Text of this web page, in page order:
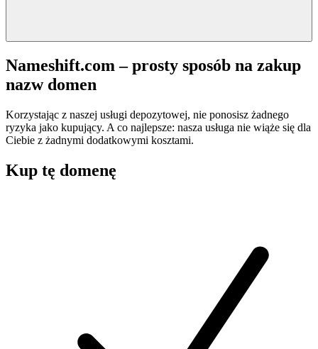
Nameshift.com – prosty sposób na zakup
nazw domen
Korzystając z naszej usługi depozytowej, nie ponosisz żadnego
ryzyka jako kupujący. A co najlepsze: nasza usługa nie wiąże się dla
Ciebie z żadnymi dodatkowymi kosztami.
Kup tę domenę